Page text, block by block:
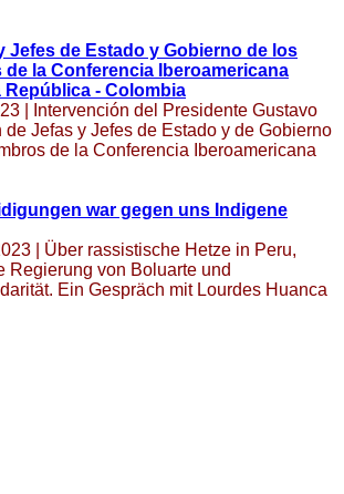
Jefes de Estado y Gobierno de los
de la Conferencia Iberoamericana
República - Colombia
| Intervención del Presidente Gustavo
de Jefas y Jefes de Estado y de Gobierno
de la Conferencia Iberoamericana
war gegen uns Indigene
| Über rassistische Hetze in Peru,
Regierung von Boluarte und
Ein Gespräch mit Lourdes Huanca